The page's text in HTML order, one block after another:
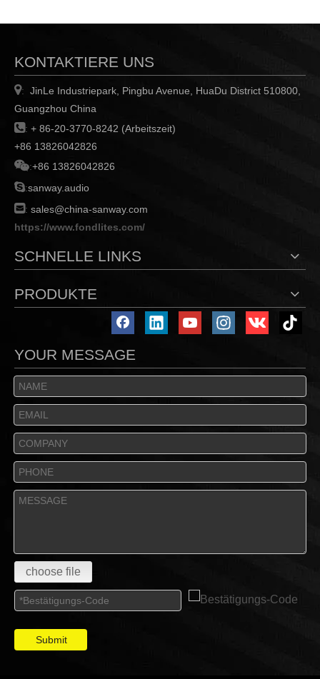
KONTAKTIERE UNS
:
JinLe Industriepark, Pingbu Avenue, HuaDu District 510800,
Guangzhou China
: + 86-20-3770-8242 (Arbeitszeit)
+86 13826042826
:+86 13826042826
:sanway.audio
: sales@china-sanway.com
https://www.fondlites.com/
SCHNELLE LINKS
PRODUKTE
YOUR MESSAGE
choose file
Submit